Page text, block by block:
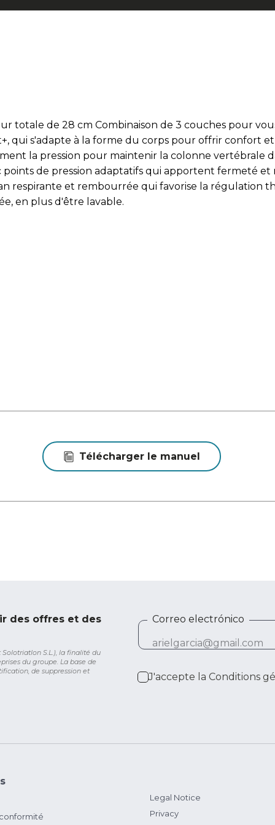
totale de 28 cm Combinaison de 3 couches pour
qui s'adapte à la forme du corps pour offrir confort
la pression pour maintenir la colonne vertébrale
points de pression adaptatifs qui apportent fermeté et
respirante et rembourrée qui favorise la régulation
en plus d'être lavable.
Télécharger le manuel
des offres et des
S.L.), la finalité du
du groupe. La base de
de suppression et
Correo electrónico
J'accepte la Conditions
Legal Notice
Privacy